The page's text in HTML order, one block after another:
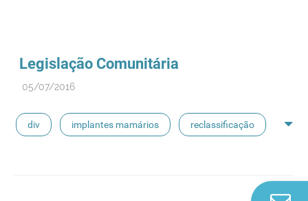
Legislação Comunitária
05/07/2016
div implantes mamários reclassificação